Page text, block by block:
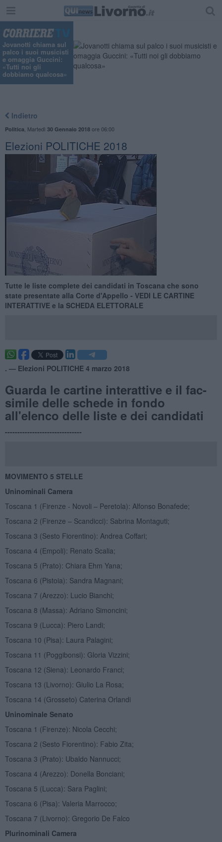
Jovanotti chiama sul
palco i suoi musicisti
e omaggia Guccini:
«Tutti noi gli
dobbiamo qualcosa»
Indietro
Politica Martedì 30 Gennaio 2018ore 06:00
Elezioni POLITICHE 2018
Tutte le liste complete dei candidati in Toscana che sono
state presentate alla Corte d'Appello - VEDI LE CARTINE
INTERATTIVE e la SCHEDA ELETTORALE
. — Elezioni POLITICHE 4 marzo 2018
Guarda le cartine interattive e il fac-
simile delle schede in fondo
all'elenco delle liste e dei candidati
-------------------------------
MOVIMENTO 5 STELLE
Uninominali Camera
Toscana 1 (Firenze - Novoli – Peretola): Alfonso Bonafede;
Toscana 2 (Firenze – Scandicci): Sabrina Montaguti;
Toscana 3 (Sesto Fiorentino): Andrea Coffari;
Toscana 4 (Empoli): Renato Scalia;
Toscana 5 (Prato): Chiara Ehm Yana;
Toscana 6 (Pistoia): Sandra Magnani;
Toscana 7 (Arezzo): Lucio Bianchi;
Toscana 8 (Massa): Adriano Simoncini;
Toscana 9 (Lucca): Piero Landi;
Toscana 10 (Pisa): Laura Palagini;
Toscana 11 (Poggibonsi): Gloria Vizzini;
Toscana 12 (Siena): Leonardo Franci;
Toscana 13 (Livorno): Giulio La Rosa;
Toscana 14 (Grosseto) Caterina Orlandi
Uninominale Senato
Toscana 1 (Firenze): Nicola Cecchi;
Toscana 2 (Sesto Fiorentino): Fabio Zita;
Toscana 3 (Prato): Ubaldo Nannucci;
Toscana 4 (Arezzo): Donella Bonciani;
Toscana 5 (Lucca): Sara Paglini;
Toscana 6 (Pisa): Valeria Marrocco;
Toscana 7 (Livorno): Gregorio De Falco
Plurinominali Camera